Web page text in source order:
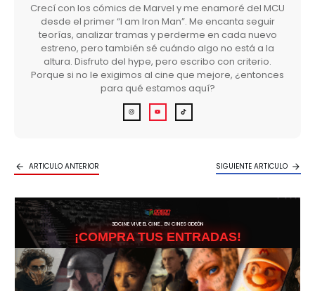
Crecí con los cómics de Marvel y me enamoré del MCU
desde el primer “I am Iron Man”. Me encanta seguir
teorías, analizar tramas y perderme en cada nuevo
estreno, pero también sé cuándo algo no está a la
altura. Disfruto del hype, pero escribo con criterio.
Porque si no le exigimos al cine que mejore, ¿entonces
para qué estamos aquí?
ARTICULO ANTERIOR SIGUIENTE ARTICULO
3DCINE VIVE EL CINE… EN CINES ODEÓN
¡COMPRA TUS ENTRADAS!